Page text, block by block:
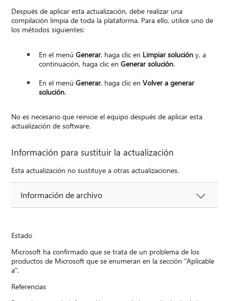
Después de aplicar esta actualización, debe realizar una
compilación limpia de toda la plataforma. Para ello, utilice uno de
los métodos siguientes:
En el menúGenerar, haga clic en Limpiar solución y, a
continuación, haga clic enGenerar solución.
En el menúGenerar, haga clic enVolver a generar
solución.
No es necesario que reinicie el equipo después de aplicar esta
actualización de software.
Información para sustituir la actualización
Esta actualización no sustituye a otras actualizaciones.
Información de archivo
Estado
Microsoft ha confirmado que se trata de un problema de los
productos de Microsoft que se enumeran en la sección "Aplicable
a".
Referencias